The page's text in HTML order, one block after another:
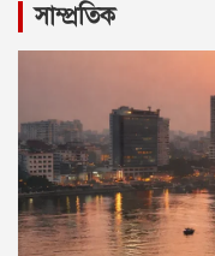
সাম্প্রতিক